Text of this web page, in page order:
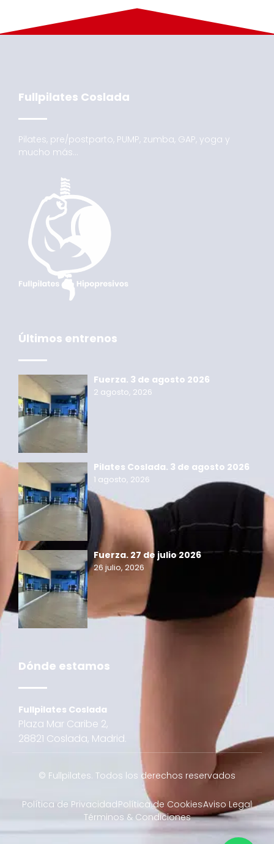
Fullpilates Coslada
Pilates, pre/postparto, PUMP, zumba, GAP, yoga y
mucho más…
Últimos entrenos
Fuerza. 3 de agosto 2026
2 agosto, 2026
Pilates Coslada. 3 de agosto 2026
1 agosto, 2026
Fuerza. 27 de julio 2026
26 julio, 2026
Dónde estamos
Fullpilates Coslada
Plaza Mar Caribe 2,
28821 Coslada, Madrid.
© Fullpilates. Todos los derechos reservados
Política de PrivacidadPolítica de CookiesAviso Legal
Términos & Condiciones